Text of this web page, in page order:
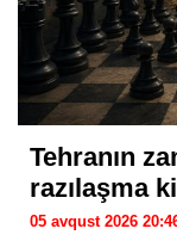
Tehranın
razılaşma
05 avqust 2026